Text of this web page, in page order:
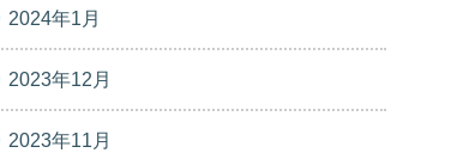
2024年1月
2023年12月
2023年11月